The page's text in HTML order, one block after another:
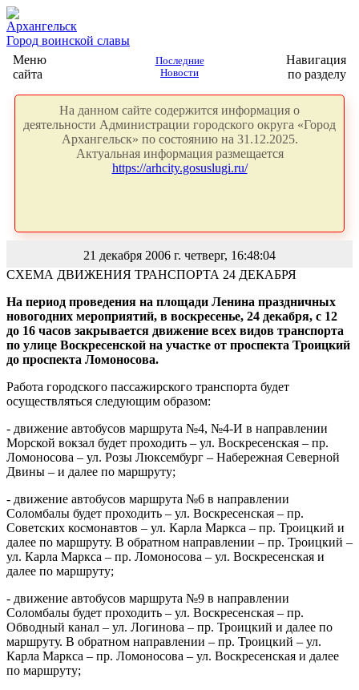
Архангельск
Город воинской славы
Меню
сайта
Последние
Новости
Навигация
по разделу
На данном сайте содержится информация о
деятельности Администрации городского округа «Город
Архангельск» по состоянию на 31.12.2025.
Актуальная информация размещается
https://arhcity.gosuslugi.ru/
21 декабря 2006 г. четверг, 16:48:04
СХЕМА ДВИЖЕНИЯ ТРАНСПОРТА 24 ДЕКАБРЯ
На период проведения на площади Ленина праздничных
новогодних мероприятий, в воскресенье, 24 декабря, с 12
до 16 часов закрывается движение всех видов транспорта
по улице Воскресенской на участке от проспекта Троицкий
до проспекта Ломоносова.
Работа городского пассажирского транспорта будет
осуществляться следующим образом:
- движение автобусов маршрута №4, №4-И в направлении
Морской вокзал будет проходить – ул. Воскресенская – пр.
Ломоносова – ул. Розы Люксембург – Набережная Северной
Двины – и далее по маршруту;
- движение автобусов маршрута №6 в направлении
Соломбалы будет проходить – ул. Воскресенская – пр.
Советских космонавтов – ул. Карла Маркса – пр. Троицкий и
далее по маршруту. В обратном направлении – пр. Троицкий –
ул. Карла Маркса – пр. Ломоносова – ул. Воскресенская и
далее по маршруту;
- движение автобусов маршрута №9 в направлении
Соломбалы будет проходить – ул. Воскресенская – пр.
Обводный канал – ул. Логинова – пр. Троицкий и далее по
маршруту. В обратном направлении – пр. Троицкий – ул.
Карла Маркса – пр. Ломоносова – ул. Воскресенская и далее
по маршруту;